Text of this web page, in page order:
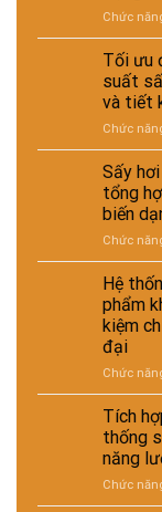
Chức
Tối ưu
suất
và tiết
Chức
Sấy
tổng
biến
Chức
Hệ
phẩm
kiệm
đại
Chức
Tích
thống
năng
Chức